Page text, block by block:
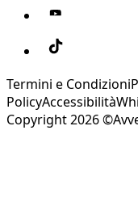
Termini e Condizioni
PolicyAccessibilità
Copyright 2026